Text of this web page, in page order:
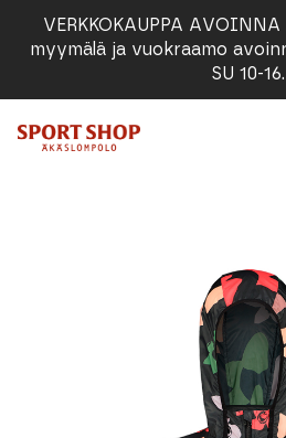
VERKKOKAUPPA
myymälä ja vuokraamo
SU 10-16.